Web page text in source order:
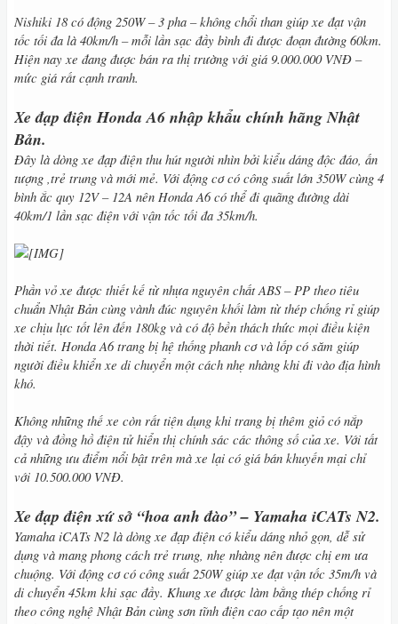
Nishiki 18 có động 250W – 3 pha – không chổi than giúp xe đạt vận
tốc tối đa là 40km/h – mỗi lần sạc đầy bình đi được đoạn đường 60km.
Hiện nay xe đang được bán ra thị trường với giá 9.000.000 VNĐ –
mức giá rất cạnh tranh.
Xe đạp điện Honda A6 nhập khẩu chính hãng Nhật
Bản.
Đây là dòng xe đạp điện thu hút người nhìn bởi kiểu dáng độc đáo, ấn
tượng ,trẻ trung và mới mẻ. Với động cơ có công suất lớn 350W cùng 4
bình ắc quy 12V – 12A nên Honda A6 có thể đi quãng đường dài
40km/1 lần sạc điện với vận tốc tối đa 35km/h.
Phần vỏ xe được thiết kế từ nhựa nguyên chất ABS – PP theo tiêu
chuẩn Nhật Bản cùng vành đúc nguyên khối làm từ thép chống rỉ giúp
xe chịu lực tốt lên đến 180kg và có độ bền thách thức mọi điều kiện
thời tiết. Honda A6 trang bị hệ thống phanh cơ và lốp có săm giúp
người điều khiển xe di chuyển một cách nhẹ nhàng khi đi vào địa hình
khó.
Không những thế xe còn rất tiện dụng khi trang bị thêm giỏ có nắp
đậy và đồng hồ điện tử hiển thị chính sác các thông số của xe. Với tất
cả những ưu điểm nổi bật trên mà xe lại có giá bán khuyến mại chỉ
với 10.500.000 VNĐ.
Xe đạp điện xứ sở “hoa anh đào” – Yamaha iCATs N2.
Yamaha iCATs N2 là dòng xe đạp điện có kiểu dáng nhỏ gọn, dễ sử
dụng và mang phong cách trẻ trung, nhẹ nhàng nên được chị em ưa
chuộng. Với động cơ có công suất 250W giúp xe đạt vận tốc 35m/h và
di chuyển 45km khi sạc đầy. Khung xe được làm bằng thép chống rỉ
theo công nghệ Nhật Bản cùng sơn tĩnh điện cao cấp tạo nên một